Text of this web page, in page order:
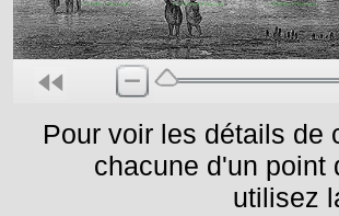
Pour voir les détails de
chacune d'un point
utilisez